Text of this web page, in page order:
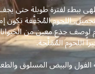
ببطء لفترة طويلة حتى
اللحوم المُجَفَّفة تكون
جذع معين من
اللحوم المُمَلَّحة.
والبيض المسلوق